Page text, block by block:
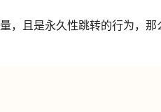
，且是永久性跳转的行为，那